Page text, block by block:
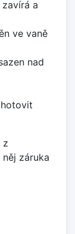
a
ve vaně
nad
z
záruka